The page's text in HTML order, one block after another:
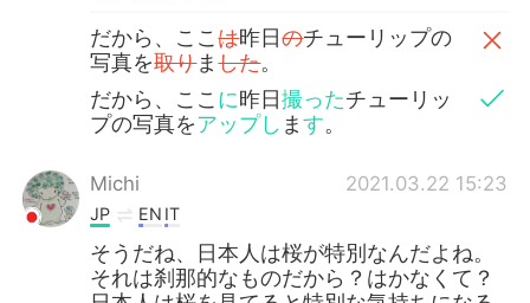
だから、ここは昨日のチューリップの
写真を取りました。
だから、ここ に昨日撮ったチューリッ
プの写真をアップし ます。
Michi 2021.03.22 15:23
JP EN IT
そうだね、日本人は桜が特別なんだよね。
それは刹那的なものだから？はかなくて？